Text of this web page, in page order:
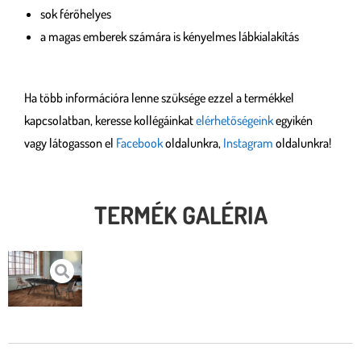
sok férőhelyes
a magas emberek számára is kényelmes lábkialakítás
Ha több információra lenne szüksége ezzel a termékkel
kapcsolatban, keresse kollégáinkatelérhetőségeinkegyikén
vagy látogasson el Facebookoldalunkra, Instagram oldalunkra!
TERMÉK GALÉRIA